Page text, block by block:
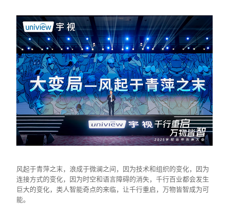
风起于青萍之末，浪成于微澜之间，因为技术和组织的变化，因为
连接方式的变化，因为时空和语言障碍的消失，千行百业都会发生
巨大的变化，类人智能奇点的来临，让千行重启，万物皆智成为可
能。